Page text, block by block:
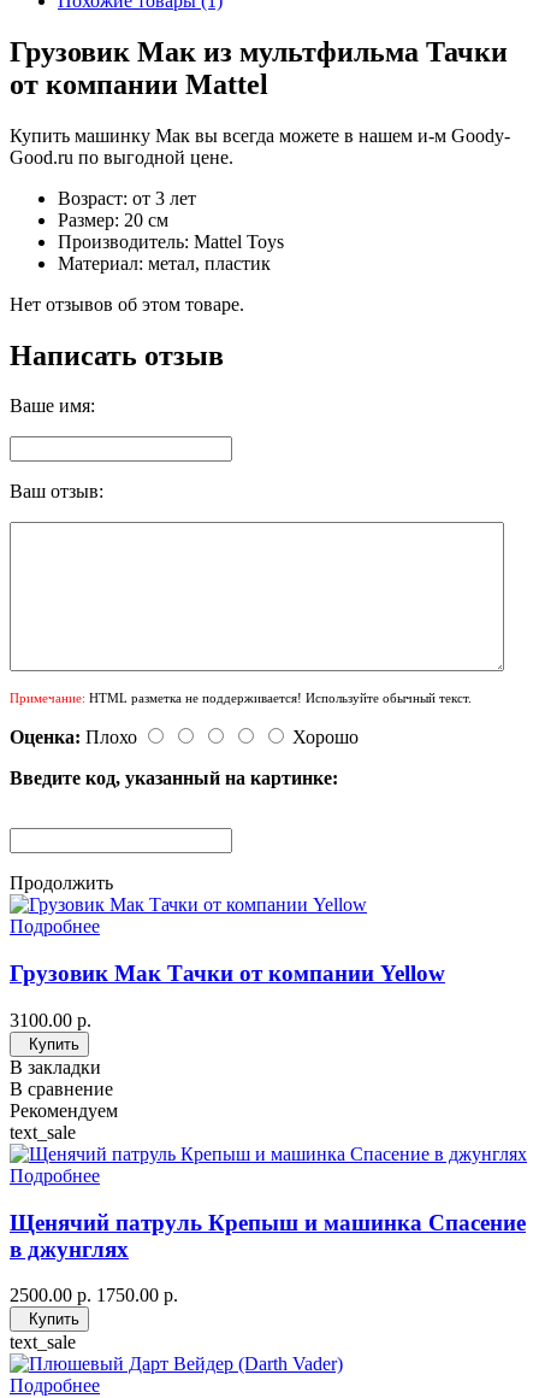
Грузовик Мак из мультфильма Тачки
от компании Mattel
Купить машинку Мак вы всегда можете в нашем и-м Goody-
Good.ru по выгодной цене.
Возраст: от 3 лет
Размер: 20 см
Производитель: Mattel Toys
Материал: метал, пластик
Нет отзывов об этом товаре.
Написать отзыв
Ваше имя:
Ваш отзыв:
Примечание: HTML разметка не поддерживается! Используйте обычный текст.
Оценка: Плохо
Хорошо
Введите код, указанный на картинке:
Продолжить
Подробнее
Грузовик Мак Тачки от компании Yellow
3100.00 р.
Купить
В закладки
В сравнение
Рекомендуем
text_sale
Подробнее
Щенячий патруль Крепыш и машинка Спасение
в джунглях
2500.00 р. 1750.00 р.
Купить
text_sale
Подробнее